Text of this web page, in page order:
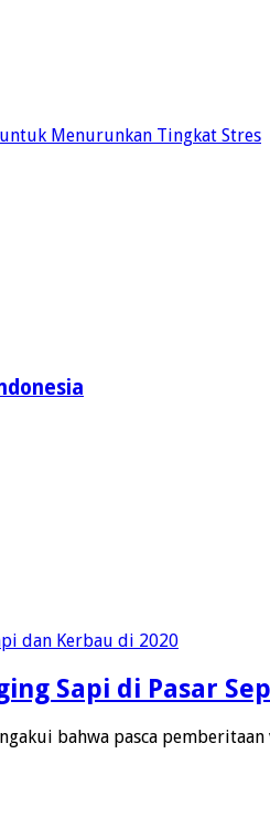
Menurunkan Tingkat Stres
Sapi di Pasar
bahwa pasca